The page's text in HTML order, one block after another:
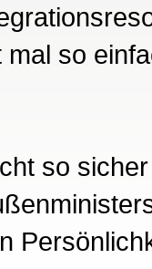
so
so